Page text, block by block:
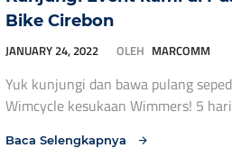
Bike Cirebon
JANUARY 24, 2022 OLEH MARCOMM
Yuk kunjungi dan bawa pulang
Wimcycle kesukaan Wimmers! 5
Cirebon, tepatnya di Indoor Circuit
Baca Selengkapnya